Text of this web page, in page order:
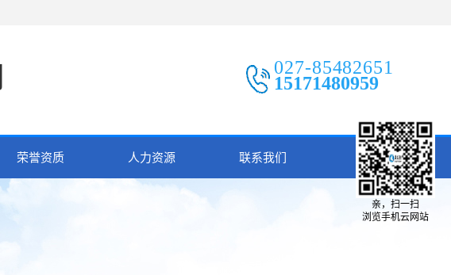
027-85482651
15171480959
荣誉资质 人力资源 联系我们
亲，扫一扫
浏览手机云网站